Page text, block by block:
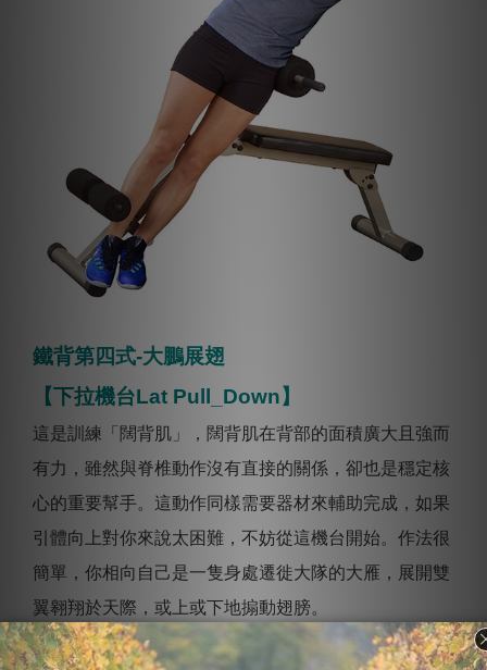
鐵背第四式-大鵬展翅
【下拉機台Lat Pull_Down】
這是訓練「闊背肌」，闊背肌在背部的面積廣大且強而
有力，雖然與脊椎動作沒有直接的關係，卻也是穩定核
心的重要幫手。這動作同樣需要器材來輔助完成，如果
引體向上對你來說太困難，不妨從這機台開始。作法很
簡單，你相向自己是一隻身處遷徙大隊的大雁，展開雙
翼翱翔於天際，或上或下地搧動翅膀。